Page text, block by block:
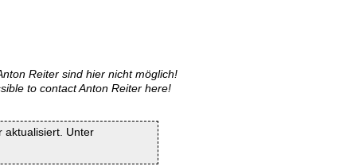
Reiter sind hier nicht möglich!
to contact Anton Reiter here!
aktualisiert. Unter